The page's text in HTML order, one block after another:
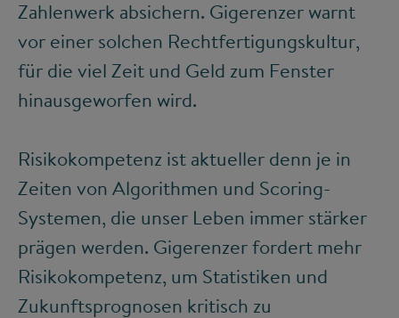
Zahlenwerk absichern. Gigerenzer warnt
vor einer solchen Rechtfertigungskultur,
für die viel Zeit und Geld zum Fenster
hinausgeworfen wird.
Risikokompetenz ist aktueller denn je in
Zeiten von Algorithmen und Scoring-
Systemen, die unser Leben immer stärker
prägen werden. Gigerenzer fordert mehr
Risikokompetenz, um Statistiken und
Zukunftsprognosen kritisch zu